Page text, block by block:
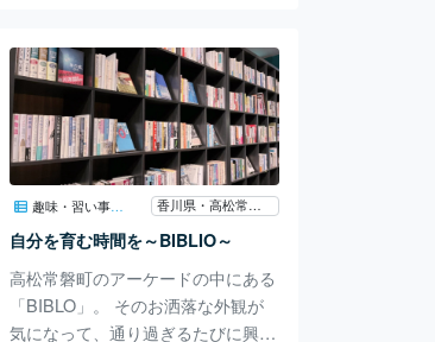
すね。 確かにあまり見ない植物が
生えていて娘も興味津々でした。
メダカがたくさん行き交っていて、
それもまた珍しい！ こういった公
園が増えると子どもたちにとっても
勉強になるので嬉しいですね😊
趣味・習い事・教室 香川県・高松常磐町
自分を育む時間を～BIBLIO～
高松常磐町のアーケードの中にある
「BIBLO」。 そのお洒落な外観が
気になって、通り過ぎるたびに興味